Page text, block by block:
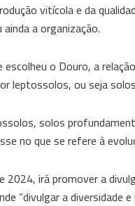
vitícola e da
a organização.
escolheu o Douro, a
leptossolos, ou seja
solos
no que se refere à
2024, irá promover a
“divulgar a